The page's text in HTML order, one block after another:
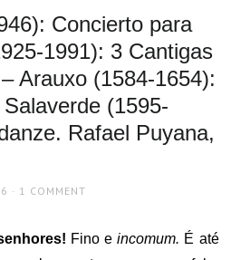
Concierto para
1991): 3 Cantigas
Arauxo (1584-1654):
(1595-
Rafael Puyana,
1 COMMENT
Fino eincomum. É até